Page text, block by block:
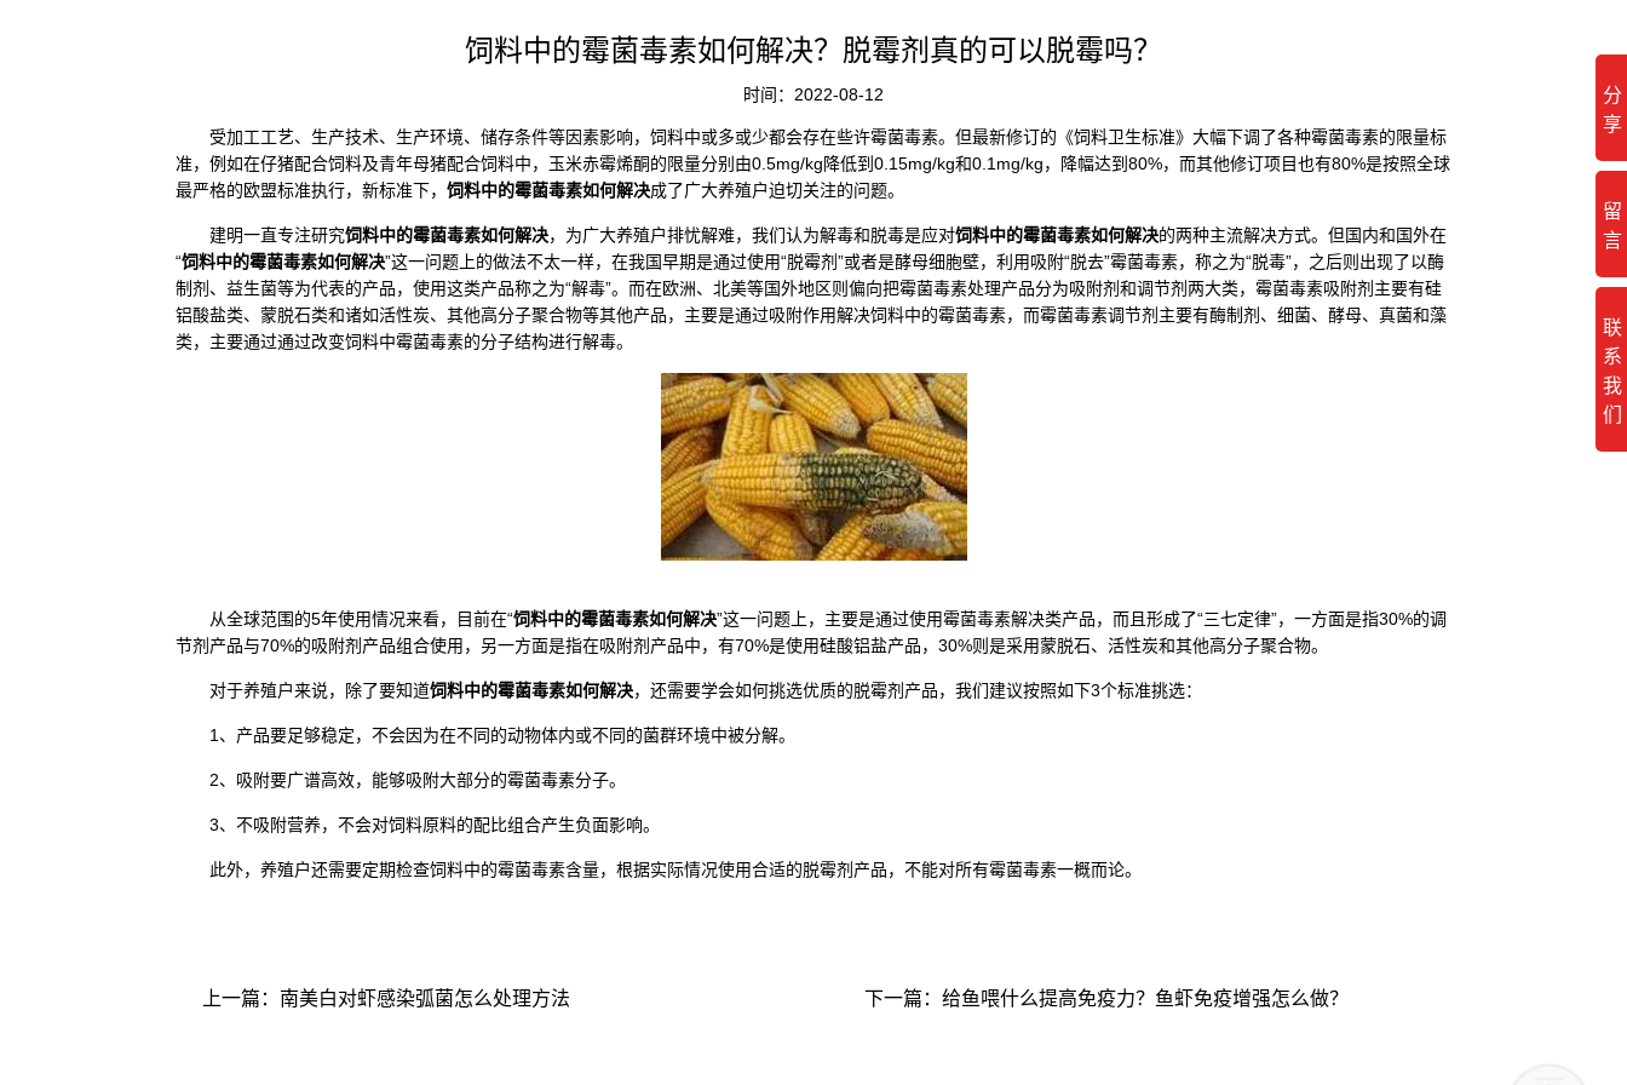
分
享
留
言
联
系
我
们
饲料中的霉菌毒素如何解决？脱霉剂真的可以脱霉吗？
时间：2022-08-12
受加工工艺、生产技术、生产环境、储存条件等因素影响，饲料中或多或少都会存在些许霉菌毒素。但最新修订的《饲料卫生标准》大幅下调了各种霉菌毒素的限量标
准，例如在仔猪配合饲料及青年母猪配合饲料中，玉米赤霉烯酮的限量分别由0.5mg/kg降低到0.15mg/kg和0.1mg/kg，降幅达到80%，而其他修订项目也有80%是按照全球
最严格的欧盟标准执行，新标准下，饲料中的霉菌毒素如何解决成了广大养殖户迫切关注的问题。
建明一直专注研究饲料中的霉菌毒素如何解决，为广大养殖户排忧解难，我们认为解毒和脱毒是应对饲料中的霉菌毒素如何解决的两种主流解决方式。但国内和国外在
“饲料中的霉菌毒素如何解决”这一问题上的做法不太一样，在我国早期是通过使用“脱霉剂”或者是酵母细胞壁，利用吸附“脱去”霉菌毒素，称之为“脱毒”，之后则出现了以酶
制剂、益生菌等为代表的产品，使用这类产品称之为“解毒”。而在欧洲、北美等国外地区则偏向把霉菌毒素处理产品分为吸附剂和调节剂两大类，霉菌毒素吸附剂主要有硅
铝酸盐类、蒙脱石类和诸如活性炭、其他高分子聚合物等其他产品，主要是通过吸附作用解决饲料中的霉菌毒素，而霉菌毒素调节剂主要有酶制剂、细菌、酵母、真菌和藻
类，主要通过通过改变饲料中霉菌毒素的分子结构进行解毒。
从全球范围的5年使用情况来看，目前在“饲料中的霉菌毒素如何解决”这一问题上，主要是通过使用霉菌毒素解决类产品，而且形成了“三七定律”，一方面是指30%的调
节剂产品与70%的吸附剂产品组合使用，另一方面是指在吸附剂产品中，有70%是使用硅酸铝盐产品，30%则是采用蒙脱石、活性炭和其他高分子聚合物。
对于养殖户来说，除了要知道饲料中的霉菌毒素如何解决，还需要学会如何挑选优质的脱霉剂产品，我们建议按照如下3个标准挑选：
1、产品要足够稳定，不会因为在不同的动物体内或不同的菌群环境中被分解。
2、吸附要广谱高效，能够吸附大部分的霉菌毒素分子。
3、不吸附营养，不会对饲料原料的配比组合产生负面影响。
此外，养殖户还需要定期检查饲料中的霉菌毒素含量，根据实际情况使用合适的脱霉剂产品，不能对所有霉菌毒素一概而论。
上一篇： 南美白对虾感染弧菌怎么处理方法 下一篇：给鱼喂什么提高免疫力？鱼虾免疫增强怎么做？